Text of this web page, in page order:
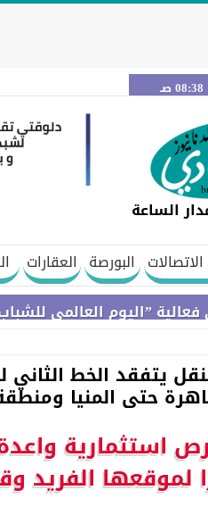
08:38 صـ
الساعة
البورصة العقارات
العالمي للشباب” ويقدم
يتفقد الخط
حتى المنيا
استثمارية
لموقعها الفريد